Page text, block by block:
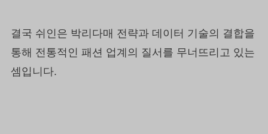
결국 쉬인은 박리다매 전략과 데이터 기술의 결합을
통해 전통적인 패션 업계의 질서를 무너뜨리고 있는
셈입니다.